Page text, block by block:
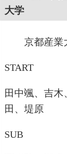
大学
京都産業
START
田中颯、吉
田、堤原
SUB